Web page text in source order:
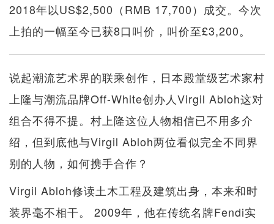
2018年以US$2,500（RMB 17,700）成交。今次
上拍的一幅至今已获8口叫价，叫价至£3,200。
说起潮流艺术界的联乘创作，日本殿堂级艺术家村
上隆与潮流品牌Off-White创办人Virgil Abloh这对
组合不得不提。村上隆这位人物相信已不用多介
绍，但到底他与Virgil Abloh两位看似完全不同界
别的人物，如何携手合作？
Virgil Abloh修读土木工程及建筑出身，本来和时
装界毫不相干。 2009年，他在传统名牌Fendi实